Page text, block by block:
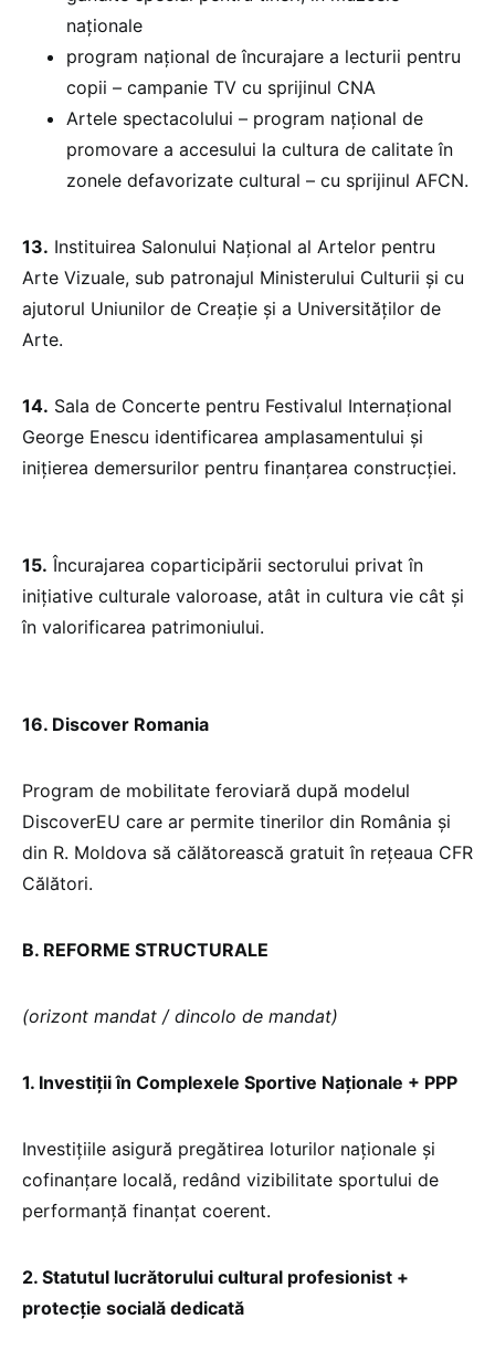
naţionale
program național de încurajare a lecturii pentru
copii – campanie TV cu sprijinul CNA
Artele spectacolului – program național de
promovare a accesului la cultura de calitate în
zonele defavorizate cultural – cu sprijinul AFCN.
13. Instituirea Salonului Național al Artelor pentru
Arte Vizuale, sub patronajul Ministerului Culturii și cu
ajutorul Uniunilor de Creație şi a Universităților de
Arte.
14. Sala de Concerte pentru Festivalul Internaţional
George Enescu identificarea amplasamentului și
inițierea demersurilor pentru finanțarea construcției.
15. Încurajarea coparticipării sectorului privat în
inițiative culturale valoroase, atât in cultura vie cât și
în valorificarea patrimoniului.
16. Discover Romania
Program de mobilitate feroviară după modelul
DiscoverEU care ar permite tinerilor din România și
din R. Moldova să călătorească gratuit în rețeaua CFR
Călători.
B. REFORME STRUCTURALE
(orizont mandat / dincolo de mandat)
1. Investiții în Complexele Sportive Naționale + PPP
Investițiile asigură pregătirea loturilor naționale și
cofinanțare locală, redând vizibilitate sportului de
performanță finanțat coerent.
2. Statutul lucrătorului cultural profesionist +
protecție socială dedicată